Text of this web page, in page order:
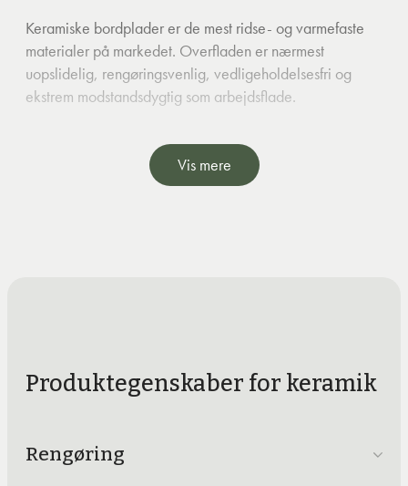
Keramiske bordplader er de mest ridse- og varmefaste
materialer på markedet. Overfladen er nærmest
uopslidelig, rengøringsvenlig, vedligeholdelsesfri og
ekstrem modstandsdygtig som arbejdsflade.
Materialet består af forskellige mineraler og stenmel,
som sammenpresses under højt tryk og efterfølgende
Vis mere
Produktegenskaber for keramik
Rengøring